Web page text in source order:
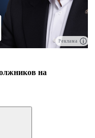
Реклама
на